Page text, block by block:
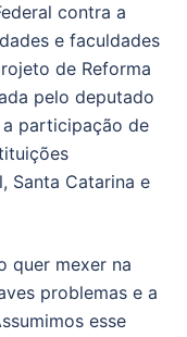
contra a
e faculdades
de Reforma
pelo deputado
participação de
Santa Catarina e
quer mexer na
problemas e a
esse